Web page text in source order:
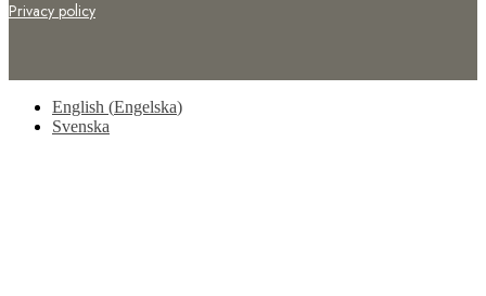
Privacy policy
English (Engelska)
Svenska